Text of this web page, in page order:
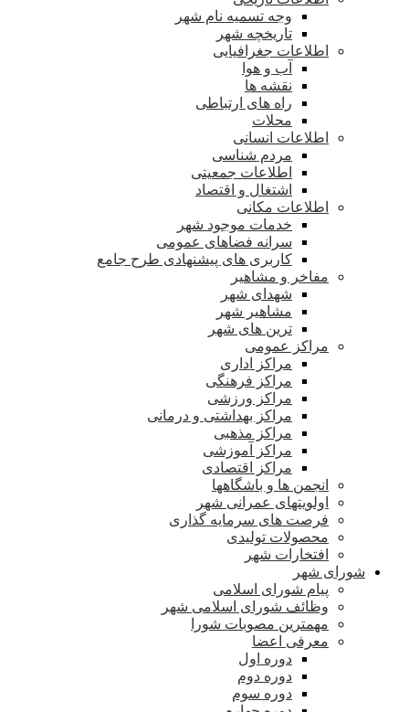
وجه تسمیه نام شهر
تاریخچه شهر
اطلاعات جغرافیایی
آب و هوا
نقشه ها
راه های ارتباطی
محلات
اطلاعات انسانی
مردم شناسی
اطلاعات جمعیتی
اشتغال و اقتصاد
اطلاعات مکانی
خدمات موجود شهر
سرانه فضاهای عمومی
کاربری های پیشنهادی طرح جامع
مفاخر و مشاهیر
شهدای شهر
مشاهیر شهر
ترین های شهر
مراکز عمومی
مراکز اداری
مراکز فرهنگی
مراکز ورزشی
مراکز بهداشتی و درمانی
مراکز مذهبی
مراکز آموزشی
مراکز اقتصادی
انجمن ها و باشگاهها
اولویتهای عمرانی شهر
فرصت های سرمایه گذاری
محصولات تولیدی
افتخارات شهر
شورای شهر
پیام شورای اسلامی
وظائف شورای اسلامی شهر
مهمترین مصوبات شورا
معرفی اعضا
دوره اول
دوره دوم
دوره سوم